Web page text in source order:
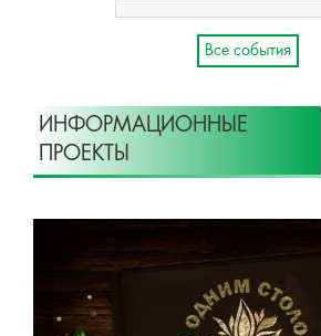
Все события
ИНФОРМАЦИОННЫЕ
ПРОЕКТЫ